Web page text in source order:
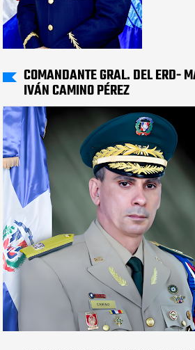
COMANDANTE GRAL. DEL ERD-
IVÁN CAMINO PÉREZ